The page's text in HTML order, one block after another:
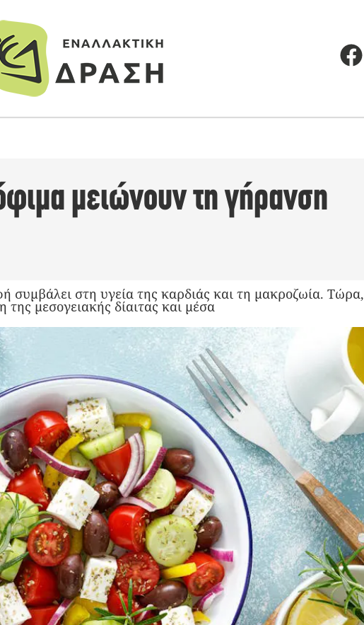
μειώνουν τη γήρανση
συμβάλει στη υγεία της καρδιάς και τη μακροζωία. Τώρα,
μεσογειακής δίαιτας και μέσα